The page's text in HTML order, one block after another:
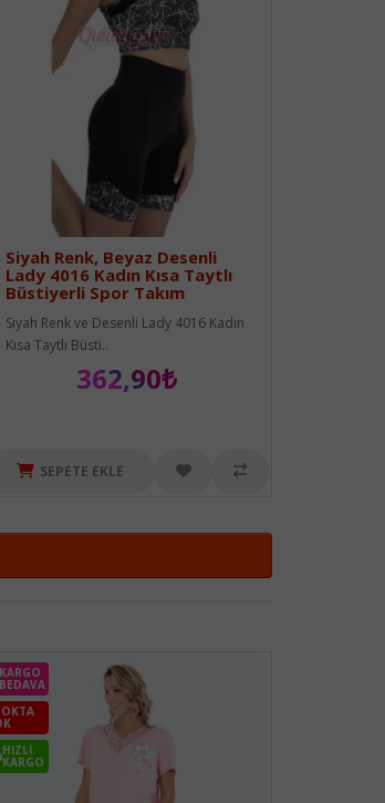
Siyah Renk, Beyaz Desenli
Lady 4016 Kadın Kısa Taytlı
Büstiyerli Spor Takım
Siyah Renk ve Desenli Lady 4016 Kadın
Kısa Taytlı Büsti..
362,90₺
SEPETE EKLE
BEDAVA
HIZLI
KARGO